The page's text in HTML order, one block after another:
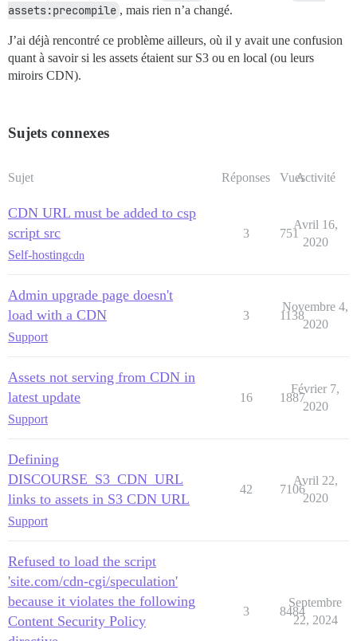
assets:precompile , mais rien n’a changé.
J’ai déjà rencontré ce problème ailleurs, où il y avait une confusion
quant à savoir si les assets étaient sur S3 ou en local (ou leurs
miroirs CDN).
Sujets connexes
Sujet Réponses VuesActivité
CDN URL must be added to csp
script src
Self-hostingcdn
3 751
Avril 16,
2020
Admin upgrade page doesn't
load with a CDN
Support
3 1138
Novembre 4,
2020
Assets not serving from CDN in
latest update
Support
16 1887
Février 7,
2020
Defining
DISCOURSE_S3_CDN_URL
links to assets in S3 CDN URL
Support
42 7106
Avril 22,
2020
Refused to load the script
'site.com/cdn-cgi/speculation'
because it violates the following
Content Security Policy
3 8484
Septembre
22, 2024